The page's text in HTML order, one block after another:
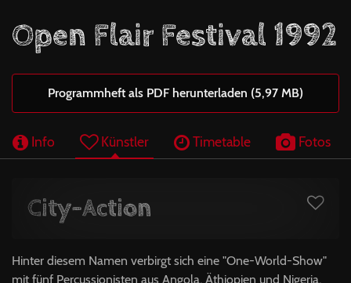
Open Flair Festival 1992
Programmheft als PDF herunterladen (5,97 MB)
Info Künstler Timetable Fotos
City-Action
Hinter diesem Namen verbirgt sich eine "One-World-Show"
mit fünf Percussionisten aus Angola, Äthiopien und Nigeria,